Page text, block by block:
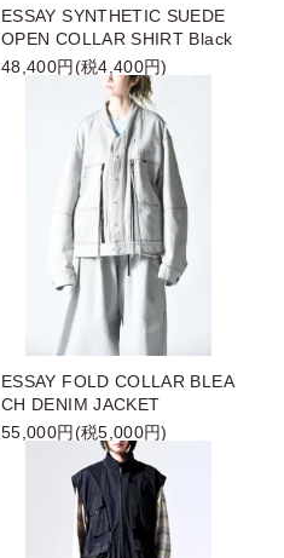
ESSAY SYNTHETIC SUEDE
OPEN COLLAR SHIRT Black
48,400円(税4,400円)
ESSAY FOLD COLLAR BLEA
CH DENIM JACKET
55,000円(税5,000円)